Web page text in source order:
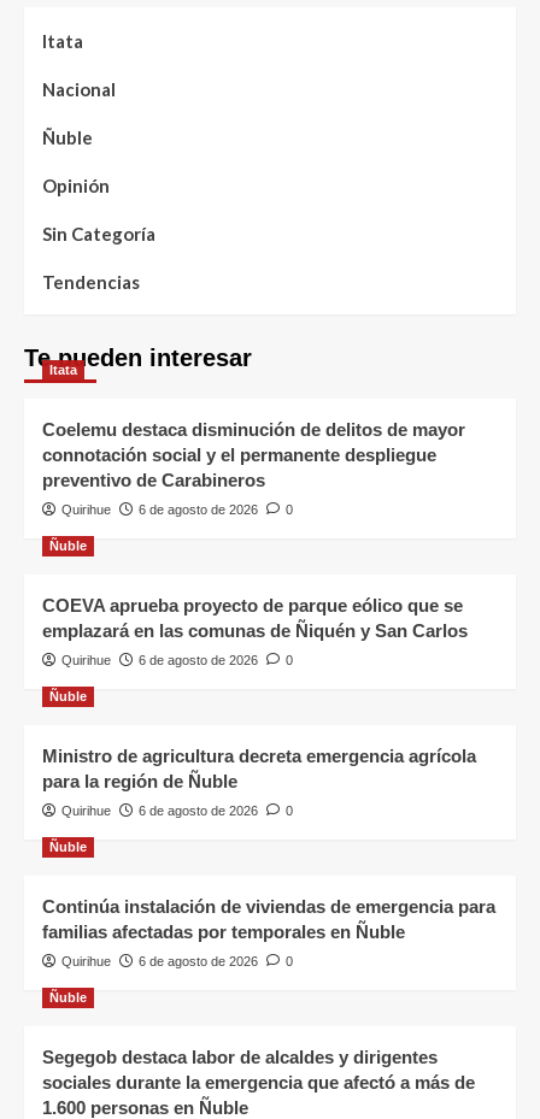
Itata
Nacional
Ñuble
Opinión
Sin Categoría
Tendencias
Te pueden interesar
Itata
Coelemu destaca disminución de delitos de mayor
connotación social y el permanente despliegue
preventivo de Carabineros
Quirihue 6 de agosto de 2026 0
Ñuble
COEVA aprueba proyecto de parque eólico que se
emplazará en las comunas de Ñiquén y San Carlos
Quirihue 6 de agosto de 2026 0
Ñuble
Ministro de agricultura decreta emergencia agrícola
para la región de Ñuble
Quirihue 6 de agosto de 2026 0
Ñuble
Continúa instalación de viviendas de emergencia para
familias afectadas por temporales en Ñuble
Quirihue 6 de agosto de 2026 0
Ñuble
Segegob destaca labor de alcaldes y dirigentes
sociales durante la emergencia que afectó a más de
1.600 personas en Ñuble